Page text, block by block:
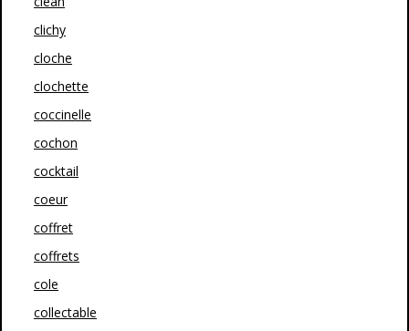
clichy
cloche
clochette
coccinelle
cochon
cocktail
coeur
coffret
coffrets
cole
collectable